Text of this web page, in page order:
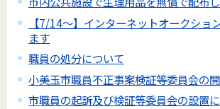
【7/14～】インターネットオークショ
ます
職員の処分について
小美玉市職員不正事案検証等委員会の
市職員の起訴及び検証等委員会の設置